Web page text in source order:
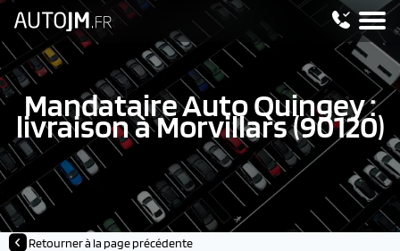
Mandataire Auto Quingey :
livraison à Morvillars (90120)
Retourner à la page précédente